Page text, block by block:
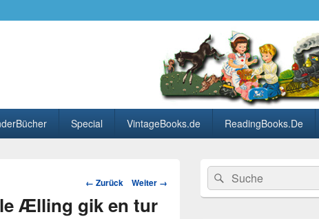
Special VintageBooks.de ReadingBooks.De
Bild-
← Zurück Weiter →
Ælling gik en tur
Primärer
Seitenleisten
Widget-
Bereich
Search
for:
Suche